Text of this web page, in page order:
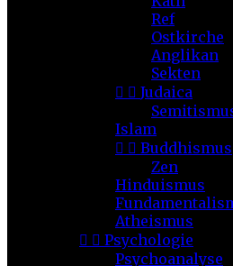
Ref
Ostkirche
Anglikan
Sekten
  Judaica
Islam
  Buddhismus
Zen
Hinduismus
Atheismus
  Psychologie
Psychoanalyse